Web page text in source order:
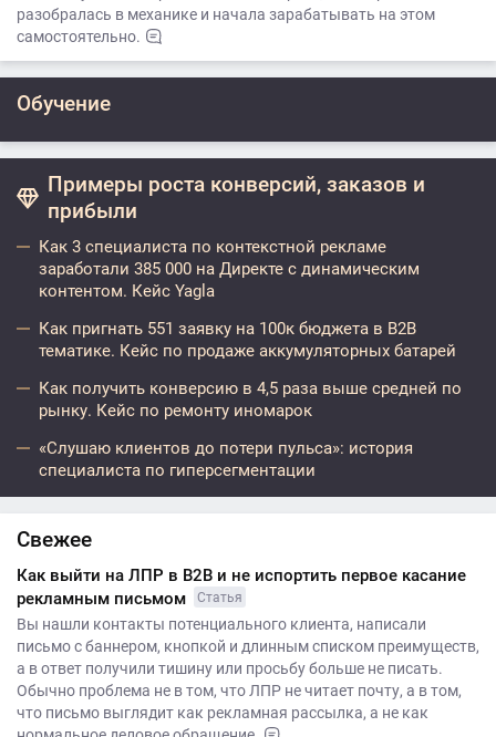
разобралась в механике и начала зарабатывать на этом
самостоятельно.
Обучение
Примеры роста конверсий, заказов и
прибыли
Как 3 специалиста по контекстной рекламе
заработали 385 000 на Директе с динамическим
контентом. Кейс Yagla
Как пригнать 551 заявку на 100к бюджета в B2B
тематике. Кейс по продаже аккумуляторных батарей
Как получить конверсию в 4,5 раза выше средней по
рынку. Кейс по ремонту иномарок
«Слушаю клиентов до потери пульса»: история
специалиста по гиперсегментации
Свежее
Как выйти на ЛПР в B2B и не испортить первое касание
рекламным письмом
Статья
Вы нашли контакты потенциального клиента, написали
письмо с баннером, кнопкой и длинным списком преимуществ,
а в ответ получили тишину или просьбу больше не писать.
Обычно проблема не в том, что ЛПР не читает почту, а в том,
что письмо выглядит как рекламная рассылка, а не как